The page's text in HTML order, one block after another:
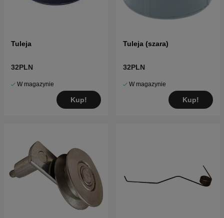
Tuleja
32PLN
W magazynie
Kup!
Tuleja (szara)
32PLN
W magazynie
Kup!